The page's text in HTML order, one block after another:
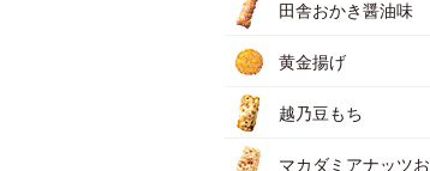
田舎おかき醤油味
黄金揚げ
越乃豆もち
マカダミアナッツお